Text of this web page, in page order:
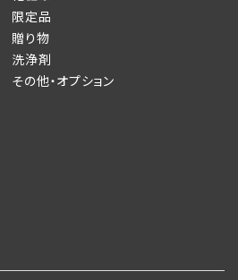
限定品
贈り物
洗浄剤
その他・オプション